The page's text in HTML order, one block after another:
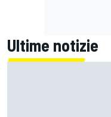
Ultime notizie